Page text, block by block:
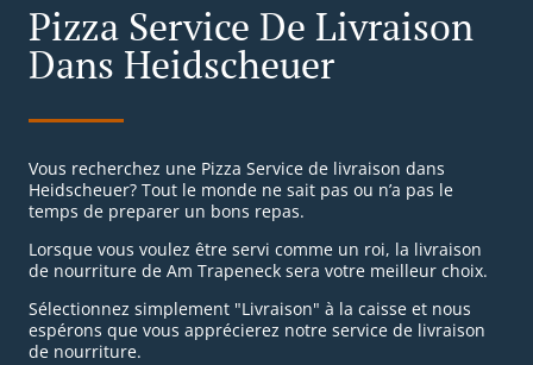
Pizza Service De Livraison
Dans Heidscheuer
Vous recherchez une Pizza Service de livraison dans
Heidscheuer? Tout le monde ne sait pas ou n’a pas le
temps de preparer un bons repas.
Lorsque vous voulez être servi comme un roi, la livraison
de nourriture de Am Trapeneck sera votre meilleur choix.
Sélectionnez simplement "Livraison" à la caisse et nous
espérons que vous apprécierez notre service de livraison
de nourriture.